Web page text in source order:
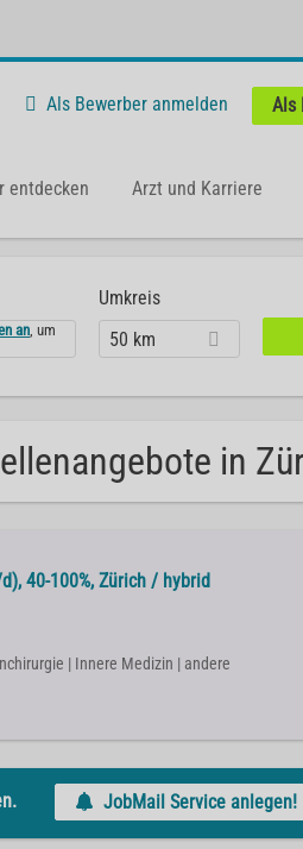
Als Bewerber anmelden Als
entdecken Arzt und Karriere
an, um
Umkreis
50 km
in
40-100%, Zürich / hybrid
| Innere Medizin | andere
JobMail Service anlegen!